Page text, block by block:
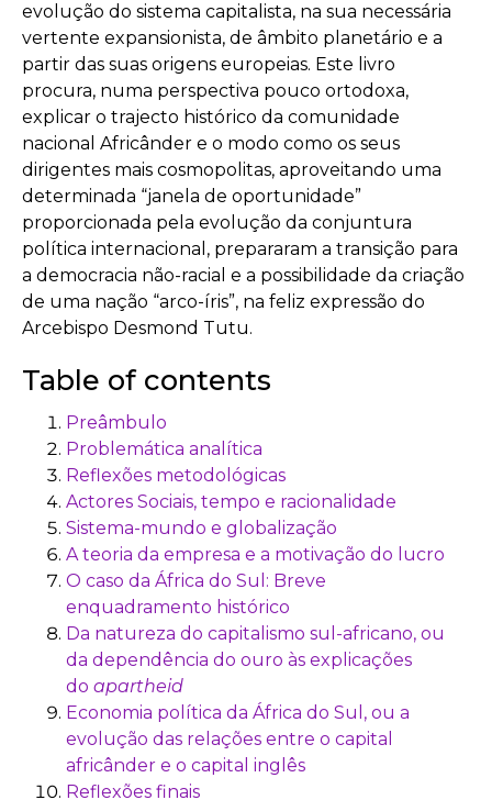
evolução do sistema capitalista, na sua necessária
vertente expansionista, de âmbito planetário e a
partir das suas origens europeias. Este livro
procura, numa perspectiva pouco ortodoxa,
explicar o trajecto histórico da comunidade
nacional Africânder e o modo como os seus
dirigentes mais cosmopolitas, aproveitando uma
determinada “janela de oportunidade”
proporcionada pela evolução da conjuntura
política internacional, prepararam a transição para
a democracia não-racial e a possibilidade da criação
de uma nação “arco-íris”, na feliz expressão do
Arcebispo Desmond Tutu.
Table of contents
Preâmbulo
Problemática analítica
Reflexões metodológicas
Actores Sociais, tempo e racionalidade
Sistema-mundo e globalização
A teoria da empresa e a motivação do lucro
O caso da África do Sul: Breve
enquadramento histórico
Da natureza do capitalismo sul-africano, ou
da dependência do ouro às explicações
do apartheid
Economia política da África do Sul, ou a
evolução das relações entre o capital
africânder e o capital inglês
Reflexões finais